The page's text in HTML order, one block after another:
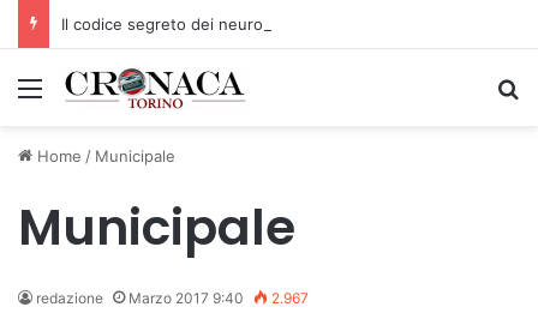
Menu
Home / Municipale
Municipale
redazione Marzo 2017 9:40 2.967